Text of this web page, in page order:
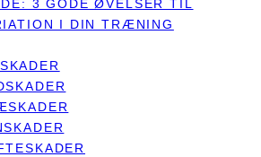
3 GODE ØVELSER TIL
I DIN TRÆNING